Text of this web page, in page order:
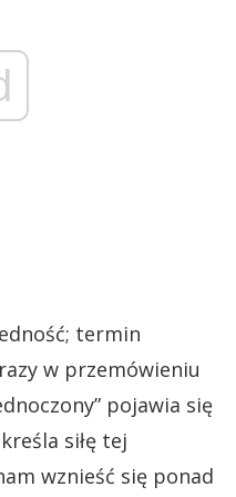
termin
w przemówieniu
pojawia się
siłę tej
wznieść się ponad